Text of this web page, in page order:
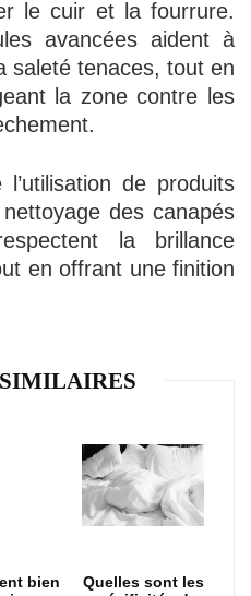
le cuir et la fourrure.
avancées aident à
saleté tenaces, tout en
la zone contre les
de produits
des canapés
la brillance
en offrant une finition
bien
Quelles sont les